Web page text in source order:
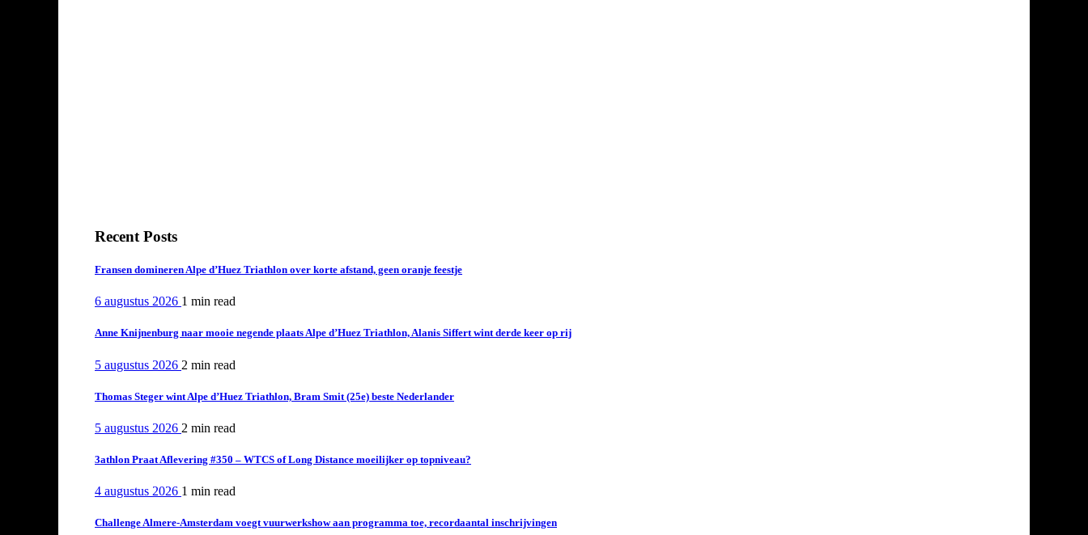
Recent Posts
Fransen domineren Alpe d’Huez Triathlon over korte afstand, geen oranje feestje
6 augustus 2026 1 min read
Anne Knijnenburg naar mooie negende plaats Alpe d’Huez Triathlon, Alanis Siffert wint derde keer op rij
5 augustus 2026 2 min read
Thomas Steger wint Alpe d’Huez Triathlon, Bram Smit (25e) beste Nederlander
5 augustus 2026 2 min read
3athlon Praat Aflevering #350 – WTCS of Long Distance moeilijker op topniveau?
4 augustus 2026 1 min read
Challenge Almere-Amsterdam voegt vuurwerkshow aan programma toe, recordaantal inschrijvingen